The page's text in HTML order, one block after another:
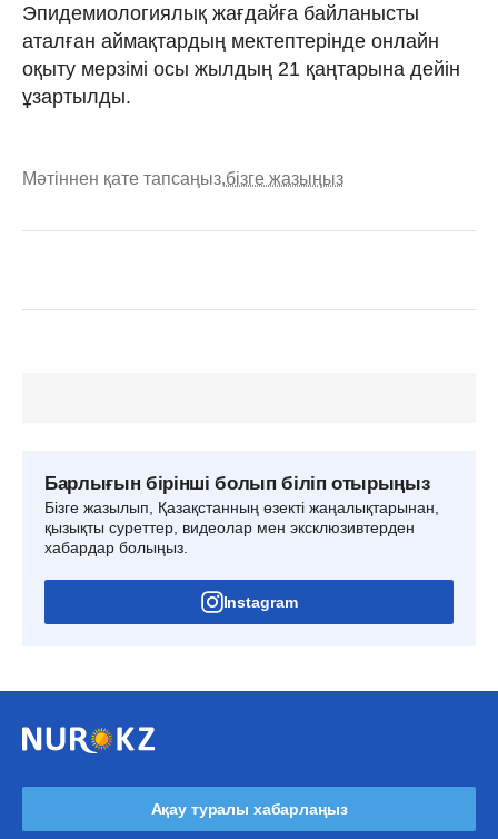
Эпидемиологиялық жағдайға байланысты
аталған аймақтардың мектептерінде онлайн
оқыту мерзімі осы жылдың 21 қаңтарына дейін
ұзартылды.
Мәтіннен қате тапсаңыз,бізге жазыңыз
Барлығын бірінші болып біліп отырыңыз
Бізге жазылып, Қазақстанның өзекті жаңалықтарынан,
қызықты суреттер, видеолар мен эксклюзивтерден
хабардар болыңыз.
Instagram
Ақау туралы хабарлаңыз